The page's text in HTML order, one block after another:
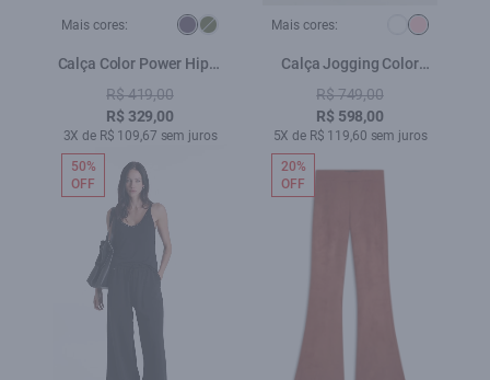
Mais cores:
Calça Color Power Hiper
Skinny Beringela
R$ 419,00
R$ 329,00
3X de R$ 109,67 sem juros
Mais cores:
Calça Jogging Color
Preppy Flare Et. Zetex
Blush
R$ 749,00
R$ 598,00
5X de R$ 119,60 sem juros
50%
OFF
20%
OFF